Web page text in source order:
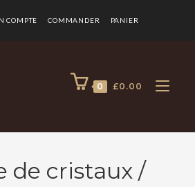
COMPTE COMMANDER PANIER
0 £0.00
de cristaux /